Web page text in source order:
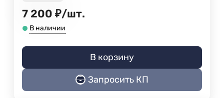
7 200 ₽/шт.
В наличии
В корзину
Запросить КП